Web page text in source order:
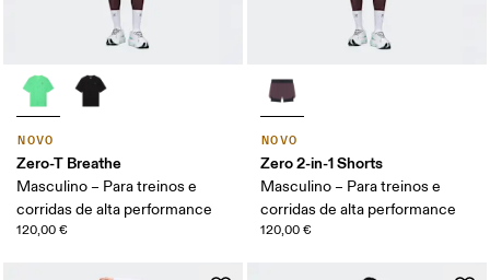
NOVO
Zero-T Breathe
Masculino – Para treinos e
corridas de alta performance
120,00 €
NOVO
Zero 2-in-1 Shorts
Masculino – Para treinos e
corridas de alta performance
120,00 €